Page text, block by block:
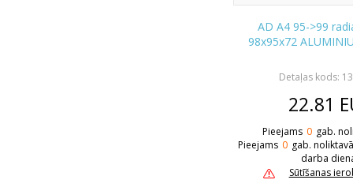
AD A4 95->99
98x95x72
Detaļas kods:
22.81
Pieejams 0 gab.
Pieejams 0 gab.
darba
Sūtīšanas